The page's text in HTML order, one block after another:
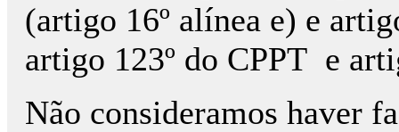
(artigo 16º alínea e) e
artigo 123º do CPPT e
Não consideramos haver